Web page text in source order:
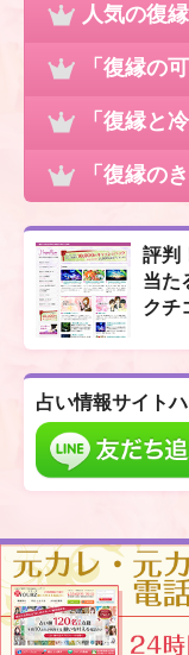
人気の復
「復縁の
「復縁と
「復縁の
評判
当た
クチ
占い情報サイト